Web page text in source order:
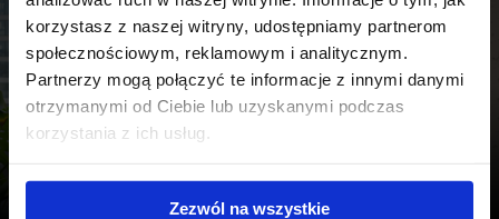
korzystasz z naszej witryny, udostępniamy partnerom
społecznościowym, reklamowym i analitycznym.
Partnerzy mogą połączyć te informacje z innymi danymi
otrzymanymi od Ciebie lub uzyskanymi podczas
korzystania z ich usług.
Zezwól na wszystkie
25 CZERWCA 2026
Katarzyna Kubicka dołącza do zespołu
JLL we Wrocławiu